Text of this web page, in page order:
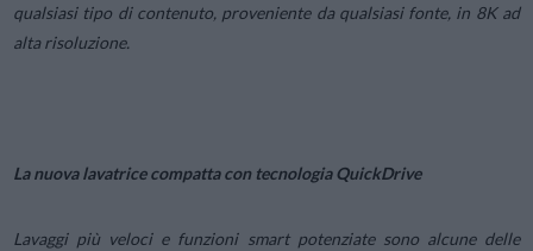
qualsiasi tipo di contenuto, proveniente da qualsiasi fonte, in 8K ad
alta risoluzione.
La nuova lavatrice compatta con tecnologia QuickDrive
Lavaggi più veloci e funzioni smart potenziate sono alcune delle